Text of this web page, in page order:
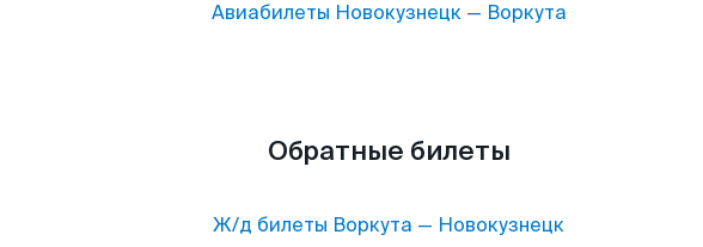
Авиабилеты Новокузнецк— Воркута
Обратные билеты
Ж/д билеты Воркута — Новокузнецк